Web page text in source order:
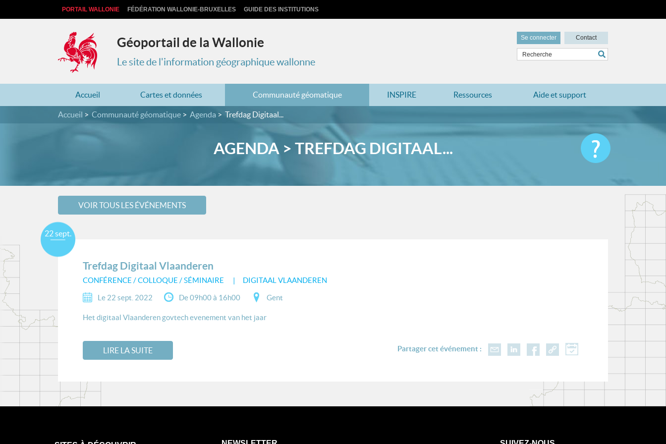
PORTAIL WALLONIE FÉDÉRATION WALLONIE-BRUXELLES GUIDE DES INSTITUTIONS
Géoportail de la Wallonie
Le site de l'information géographique wallonne
Se connecter Contact
Accueil Cartes et données Communauté géomatique INSPIRE Ressources Aide et support
Accueil Communauté géomatique Agenda Trefdag Digitaal...
AGENDA > TREFDAG DIGITAAL...
VOIR TOUS LES ÉVÉNEMENTS
Trefdag Digitaal Vlaanderen
CONFÉRENCE / COLLOQUE / SÉMINAIRE DIGITAAL VLAANDEREN
22 sept.
Le 22 sept. 2022 De 09h00 à 16h00 Gent
Het digitaal Vlaanderen govtech evenement van het jaar
LIRE LA SUITE Partager cet événement :